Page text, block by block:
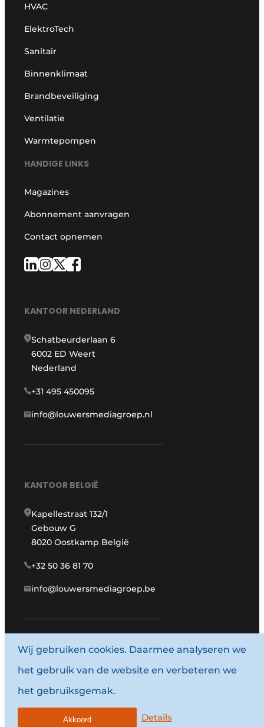
HVAC
ElektroTech
Sanitair
Binnenklimaat
Brandbeveiliging
Ventilatie
Warmtepompen
HANDIGE LINKS
Magazines
Abonnement aanvragen
Contact opnemen
KANTOOR NEDERLAND
Schatbeurderlaan 6
6002 ED Weert
Nederland
+31 495 450095
info@louwersmediagroep.nl
KANTOOR BELGIË
Kapellestraat 132/1
Gebouw G
8020 Oostkamp België
+32 50 36 81 70
info@louwersmediagroep.be
www.louwersmediagroep.com
© 1987 - 2026 Louwersmediagroep.
Algemene voorwaarden
Wij gebruiken cookies. Daarmee analyseren we
het gebruik van de website en verbeteren we
het gebruiksgemak.
Details
Akkoord